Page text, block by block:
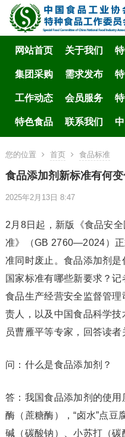
网站首页 关于我们
集团采购 需求发布
工作动态 会员服务
特色食品 联系我们
您的位置 首页 食品标准
食品添加剂新标准有何
2025年2月13日 8:47
2月8日起，新版《食品安
准》（GB 2760—2024）
准同时废止。食品添加剂
国家标准有哪些新要求？
食品生产经营安全监督管
责人，以及中国食品科学
员曹雁平等专家，回答读者
问：什么是食品添加剂？
答：我国食品添加剂的使
酶（蔗糖酶），“卤水”点豆
碱（碳酸钠）、小苏打（碳